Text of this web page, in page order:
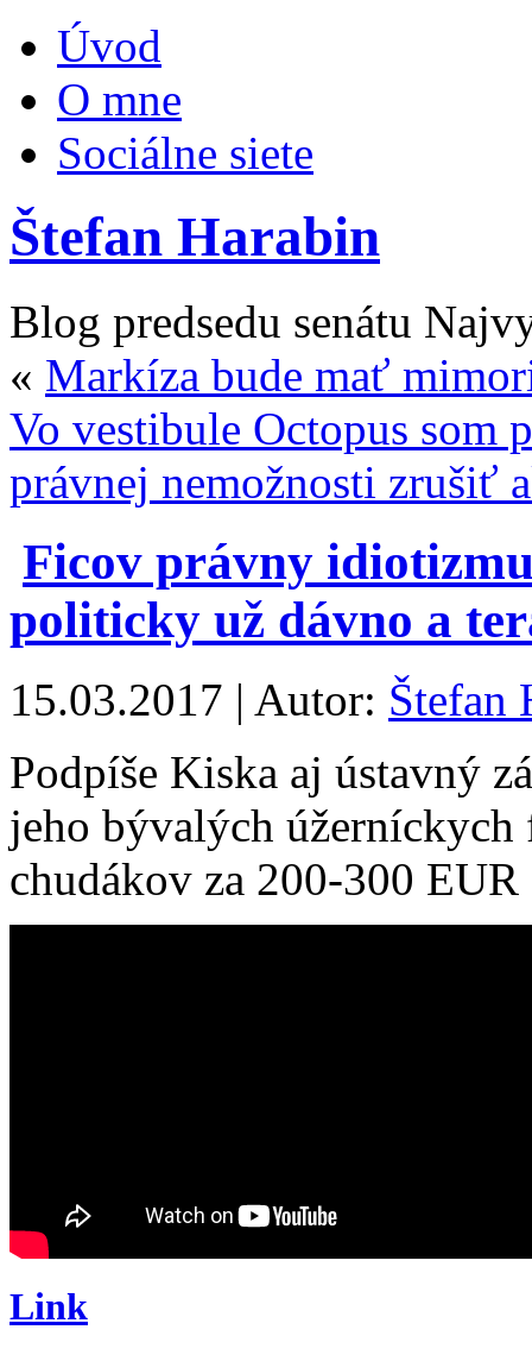
Úvod
O mne
Sociálne siete
Štefan Harabin
Blog predsedu senátu
« Markíza bude mať
Vo vestibule Octopus som
právnej nemožnosti zrušiť
Ficov právny
politicky už dávno a
15.03.2017 | Autor: Štefan
Podpíše Kiska aj ústavný
jeho bývalých úžerníckych
chudákov za 200-300 EUR
Link